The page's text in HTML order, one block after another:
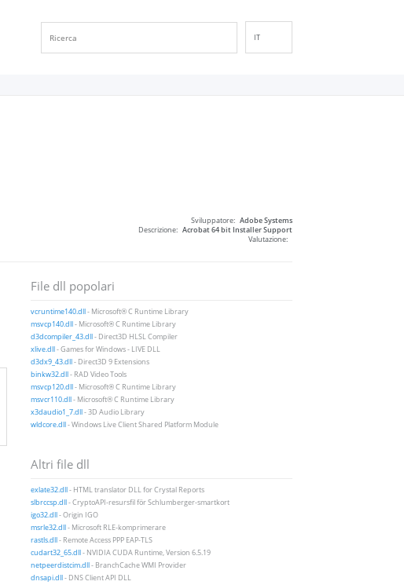
IT
NN
Sviluppatore: Adobe Systems
Descrizione: Acrobat 64 bit Installer Support
Valutazione:
File dll popolari
vcruntime140.dll- Microsoft® C Runtime Library
msvcp140.dll- Microsoft® C Runtime Library
d3dcompiler_43.dll- Direct3D HLSL Compiler
xlive.dll- Games for Windows - LIVE DLL
d3dx9_43.dll- Direct3D 9 Extensions
binkw32.dll- RAD Video Tools
msvcp120.dll- Microsoft® C Runtime Library
msvcr110.dll- Microsoft® C Runtime Library
x3daudio1_7.dll- 3D Audio Library
wldcore.dll- Windows Live Client Shared Platform Module
Altri file dll
exlate32.dll- HTML translator DLL for Crystal Reports
slbrccsp.dll- CryptoAPI-resursfil för Schlumberger-smartkort
igo32.dll- Origin IGO
msrle32.dll- Microsoft RLE-komprimerare
rastls.dll- Remote Access PPP EAP-TLS
cudart32_65.dll- NVIDIA CUDA Runtime, Version 6.5.19
netpeerdistcim.dll- BranchCache WMI Provider
dnsapi.dll- DNS Client API DLL